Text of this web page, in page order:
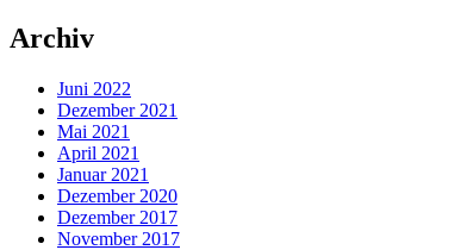
Archiv
Juni 2022
Dezember 2021
Mai 2021
April 2021
Januar 2021
Dezember 2020
Dezember 2017
November 2017